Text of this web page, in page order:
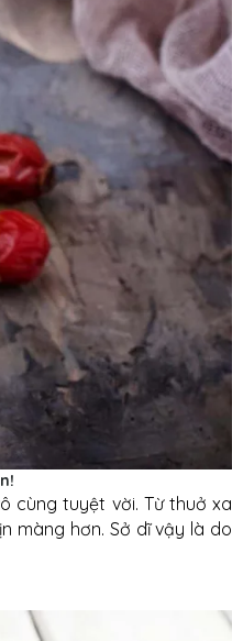
cùng tuyệt vời. Từ thuở xa
màng hơn. Sở dĩ vậy là do